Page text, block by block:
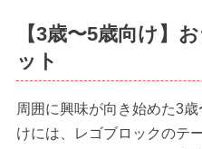
【3歳〜5歳向け】
ット
周囲に興味が向き始めた3
けには、レゴブロックのテ